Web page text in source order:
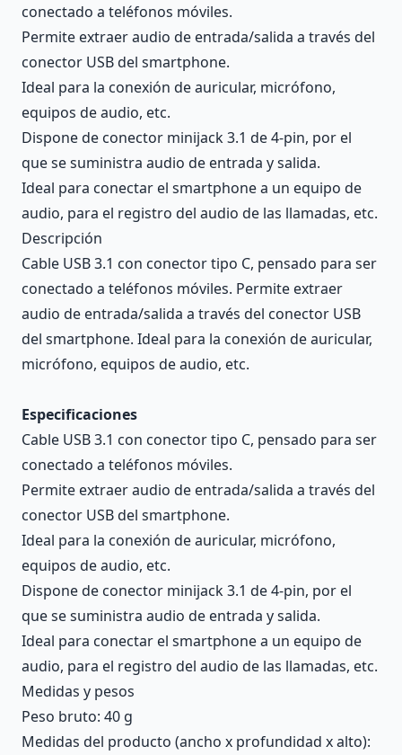
conectado a teléfonos móviles.
Permite extraer audio de entrada/salida a través del
conector USB del smartphone.
Ideal para la conexión de auricular, micrófono,
equipos de audio, etc.
Dispone de conector minijack 3.1 de 4-pin, por el
que se suministra audio de entrada y salida.
Ideal para conectar el smartphone a un equipo de
audio, para el registro del audio de las llamadas, etc.
Descripción
Cable USB 3.1 con conector tipo C, pensado para ser
conectado a teléfonos móviles. Permite extraer
audio de entrada/salida a través del conector USB
del smartphone. Ideal para la conexión de auricular,
micrófono, equipos de audio, etc.
Especificaciones
Cable USB 3.1 con conector tipo C, pensado para ser
conectado a teléfonos móviles.
Permite extraer audio de entrada/salida a través del
conector USB del smartphone.
Ideal para la conexión de auricular, micrófono,
equipos de audio, etc.
Dispone de conector minijack 3.1 de 4-pin, por el
que se suministra audio de entrada y salida.
Ideal para conectar el smartphone a un equipo de
audio, para el registro del audio de las llamadas, etc.
Medidas y pesos
Peso bruto: 40 g
Medidas del producto (ancho x profundidad x alto):